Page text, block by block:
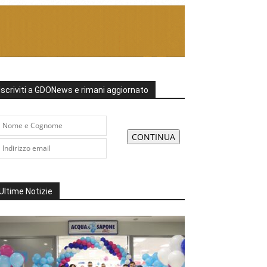
a GDONews e rimani aggiornato
Notizie